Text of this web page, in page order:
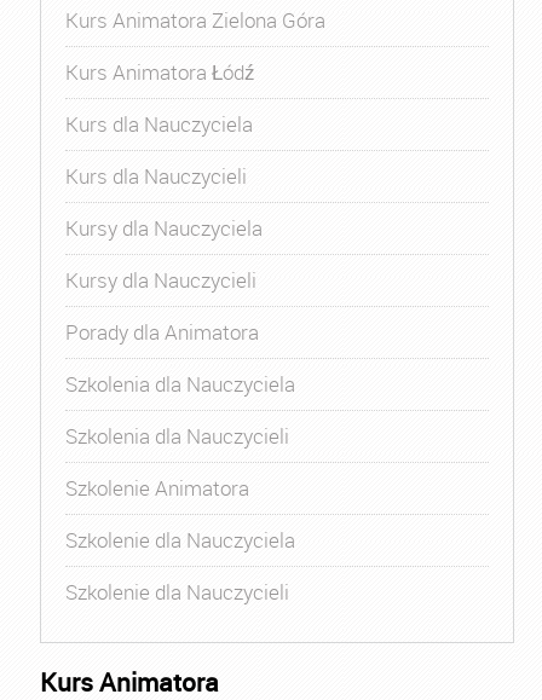
Kurs Animatora Zielona Góra
Kurs Animatora Łódź
Kurs dla Nauczyciela
Kurs dla Nauczycieli
Kursy dla Nauczyciela
Kursy dla Nauczycieli
Porady dla Animatora
Szkolenia dla Nauczyciela
Szkolenia dla Nauczycieli
Szkolenie Animatora
Szkolenie dla Nauczyciela
Szkolenie dla Nauczycieli
Kurs Animatora